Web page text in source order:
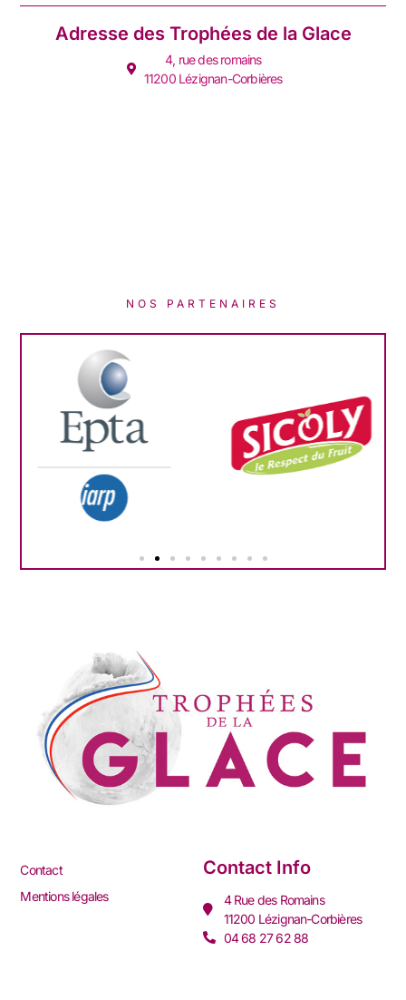
Adresse des Trophées de la Glace
4, rue des romains
11200 Lézignan-Corbières
NOS PARTENAIRES
Contact
Mentions légales
Contact Info
4 Rue des Romains
11200 Lézignan-Corbières
04 68 27 62 88